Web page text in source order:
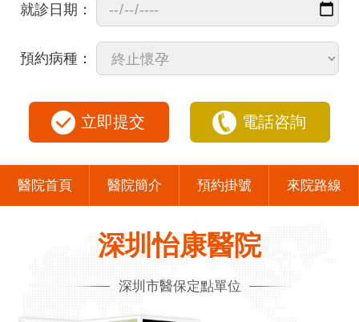
就診日期：
預約病種：
立即提交 電話咨詢
醫院首頁 醫院簡介 預約掛號 來院路線
深圳怡康醫院
深圳市醫保定點單位